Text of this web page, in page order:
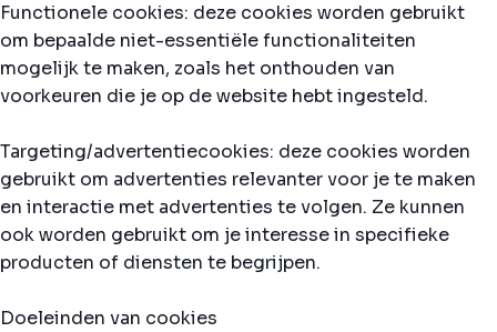
Functionele cookies: deze cookies worden gebruikt
om bepaalde niet-essentiële functionaliteiten
mogelijk te maken, zoals het onthouden van
voorkeuren die je op de website hebt ingesteld.
Targeting/advertentiecookies: deze cookies worden
gebruikt om advertenties relevanter voor je te maken
en interactie met advertenties te volgen. Ze kunnen
ook worden gebruikt om je interesse in specifieke
producten of diensten te begrijpen.
Doeleinden van cookies